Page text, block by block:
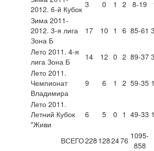
2012. 6-й Кубок 3 0 1 2 8-19
Зима 2011-
2012. 3-я лига
Зона Б
17 10 1 6 85-61
Лето 2011. 4-я
лига Зона Б
14 12 0 2 89-37
Лето 2011.
Чемпионат
Владимира
9 6 1 2 59-35
Лето 2011.
Летний Кубок
"Живи
6 5 0 1 49-33
ВСЕГО228 1282476 1095-
858